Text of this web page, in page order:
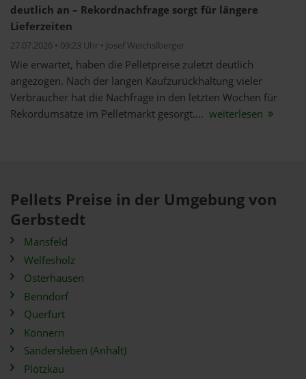
deutlich an – Rekordnachfrage sorgt für längere
Lieferzeiten
27.07.2026 • 09:23 Uhr • Josef Weichslberger
Wie erwartet, haben die Pelletpreise zuletzt deutlich
angezogen. Nach der langen Kaufzurückhaltung vieler
Verbraucher hat die Nachfrage in den letzten Wochen für
Rekordumsätze im Pelletmarkt gesorgt.... weiterlesen
Pellets Preise in der Umgebung von
Gerbstedt
Mansfeld
Welfesholz
Osterhausen
Benndorf
Querfurt
Könnern
Sandersleben (Anhalt)
Plötzkau